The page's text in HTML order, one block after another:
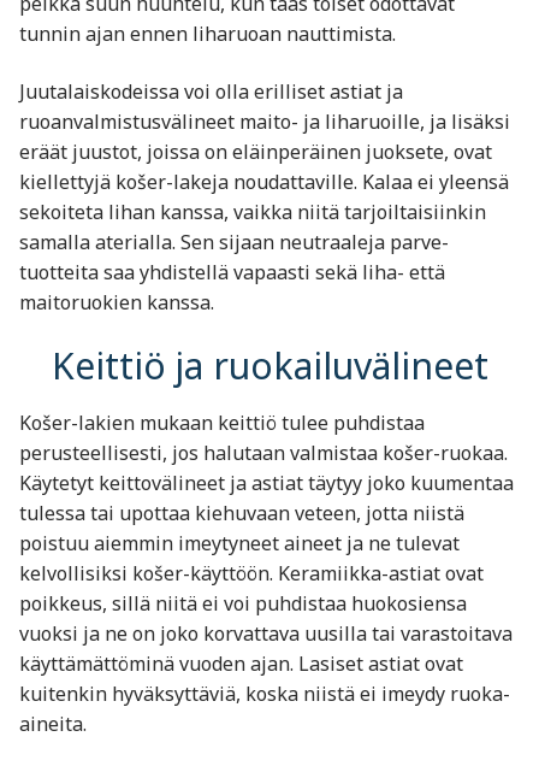
tunnin ajan ennen liharuoan nauttimista.
Juutalaiskodeissa voi olla erilliset astiat ja
ruoanvalmistusvälineet maito- ja liharuoille, ja lisäksi
eräät juustot, joissa on eläinperäinen juoksete, ovat
kiellettyjä košer-lakeja noudattaville. Kalaa ei yleensä
sekoiteta lihan kanssa, vaikka niitä tarjoiltaisiinkin
samalla aterialla. Sen sijaan neutraaleja parve-
tuotteita saa yhdistellä vapaasti sekä liha- että
maitoruokien kanssa.
Keittiö ja ruokailuvälineet
Košer-lakien mukaan keittiö tulee puhdistaa
perusteellisesti, jos halutaan valmistaa košer-ruokaa.
Käytetyt keittovälineet ja astiat täytyy joko kuumentaa
tulessa tai upottaa kiehuvaan veteen, jotta niistä
poistuu aiemmin imeytyneet aineet ja ne tulevat
kelvollisiksi košer-käyttöön. Keramiikka-astiat ovat
poikkeus, sillä niitä ei voi puhdistaa huokosiensa
vuoksi ja ne on joko korvattava uusilla tai varastoitava
käyttämättöminä vuoden ajan. Lasiset astiat ovat
kuitenkin hyväksyttäviä, koska niistä ei imeydy ruoka-
aineita.